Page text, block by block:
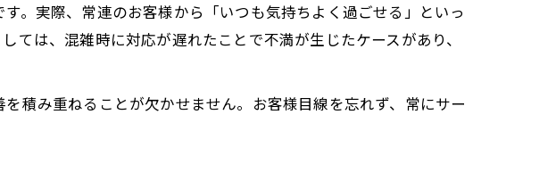
しい取り組み
。実際、常連のお客様から「いつも気持ちよく過ごせる」といっ
は、混雑時に対応が遅れたことで不満が生じたケースがあり、
積み重ねることが欠かせません。お客様目線を忘れず、常にサー